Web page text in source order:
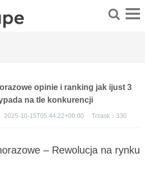
opinie i ranking jak ijust 3
na tle konkurencji
2025-10-15T05:44:22+00:00 Trzask： 330
– Rewolucja na rynku